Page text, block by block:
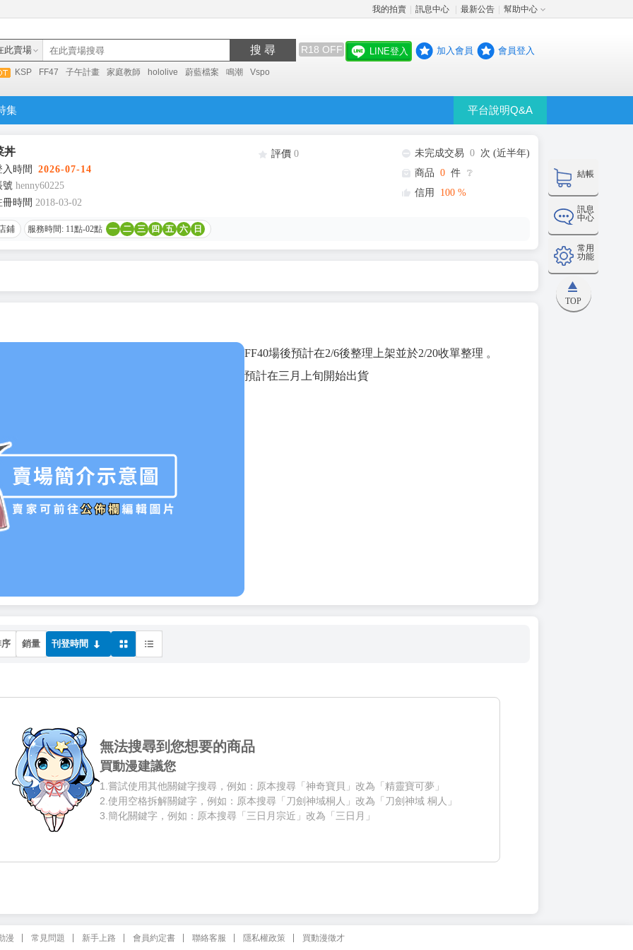
我的拍賣 訊息中心 最新公告 幫助中心
此賣場 搜 尋 R18 OFF
KSP FF47 子午計畫 家庭教師 hololive 蔚藍檔案 鳴潮 Vspo
LINE登入 加入會員 會員登入
集 平台說明Q&A
結帳
訊息
中心
常用
功能
TOP
丼
時間
2026-07-14
號 henny60225
時間 2018-03-02
評價 0 未完成交易 0 次 (近半年)
商品 0 件 ❔
信用
100 %
鋪 服務時間: 11點-02點 一 二 三 四 五 六 日
FF40場後預計在2/6後整理上架並於2/20收單整理 。
預計在三月上旬開始出貨
銷量 刊登時間
無法搜尋到您想要的商品
買動漫建議您
1.嘗試使用其他關鍵字搜尋，例如：原本搜尋「神奇寶貝」改為「精靈寶可夢」
2.使用空格拆解關鍵字，例如：原本搜尋「刀劍神域桐人」改為「刀劍神域 桐人」
3.簡化關鍵字，例如：原本搜尋「三日月宗近」改為「三日月」
漫 常見問題 新手上路 會員約定書 聯絡客服 隱私權政策 買動漫徵才